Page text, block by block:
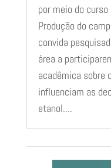
por meio do curso
Produção do
convida
área a
acadêmica sobre
influenciam as
etanol....